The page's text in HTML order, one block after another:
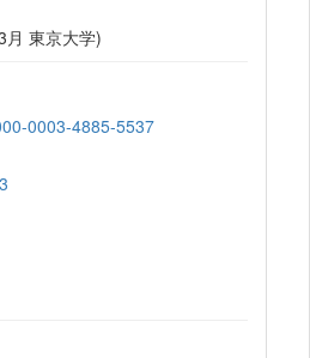
月 東京大学)
0003-4885-5537